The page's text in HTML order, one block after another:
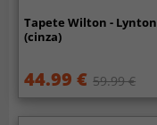
Tapete Wilton - Lynton
(cinza)
44.99 € 59.99 €